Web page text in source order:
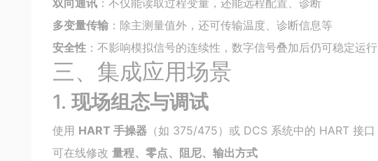
双向通讯 ：不仅能读取过程变量，还能远程配置、诊断
多变量传输 ：除主测量值外，还可传输温度、诊断信息等
安全性 ：不影响模拟信号的连续性，数字信号叠加后仍可稳定运行
三、集成应用场景
1.现场组态与调试
使用 HART 手操器 （如 375/475）或 DCS 系统中的 HART 接口
可在线修改量程、零点、阻尼、输出方式